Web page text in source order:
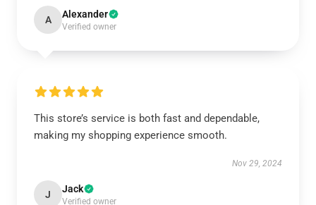
A Alexander
Verified owner
This store’s service is both fast and dependable,
making my shopping experience smooth.
Nov 29, 2024
J Jack
Verified owner